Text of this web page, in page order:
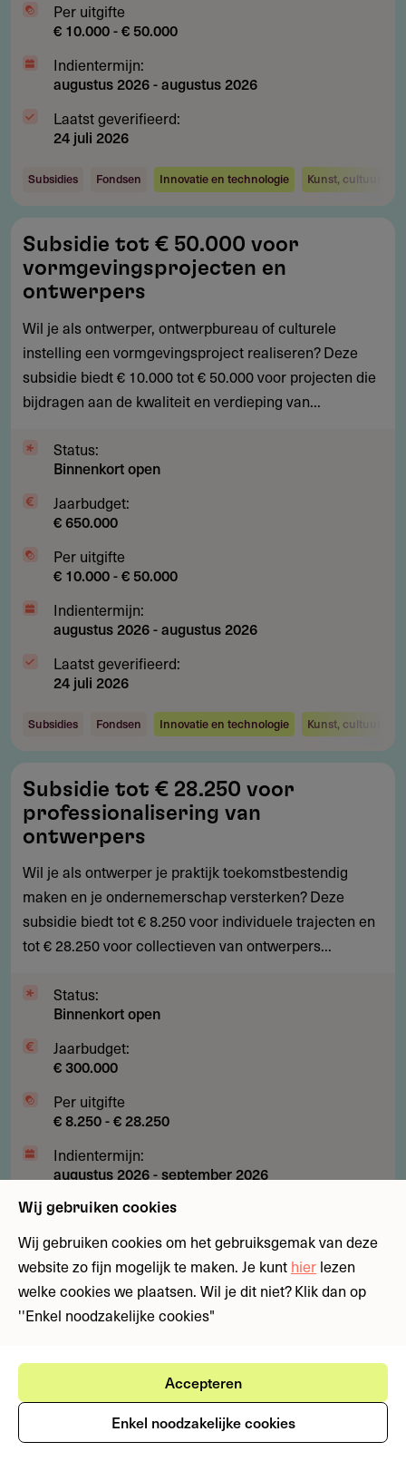
Per uitgifte
€ 10.000 - € 50.000
Indientermijn:
augustus 2026-augustus 2026
Laatst geverifieerd:
24 juli 2026
Subsidies Fondsen Innovatie en technologie Kunst, cultuur en
tot
€
50.000
voor
vormgevingsprojecten
en
ontwerpers
Subsidie tot € 50.000 voor
vormgevingsprojecten en
ontwerpers
Wil je als ontwerper, ontwerpbureau of culturele
instelling een vormgevingsproject realiseren? Deze
subsidie biedt € 10.000 tot € 50.000 voor projecten die
bijdragen aan de kwaliteit en verdieping van...
Status:
Binnenkort open
Jaarbudget:
€ 650.000
Per uitgifte
€ 10.000 - € 50.000
Indientermijn:
augustus 2026-augustus 2026
Laatst geverifieerd:
24 juli 2026
Subsidies Fondsen Innovatie en technologie Kunst, cultuur en
tot
€
28.250
voor
professionalisering
van
ontwerpers
Subsidie tot € 28.250 voor
professionalisering van
ontwerpers
Wil je als ontwerper je praktijk toekomstbestendig
maken en je ondernemerschap versterken? Deze
subsidie biedt tot € 8.250 voor individuele trajecten en
tot € 28.250 voor collectieven van ontwerpers...
Status:
Binnenkort open
Jaarbudget:
€ 300.000
Per uitgifte
€ 8.250 - € 28.250
Indientermijn:
augustus 2026-september 2026
Laatst geverifieerd:
Subsidies Fondsen Kunst, cultuur en media Ondernemen en
Subsidie
€
muziektalent
muziektalent in het Caribisch
Begeleid jij muzikaal talent op Aruba, Curaçao, Sint
Maarten, Bonaire, Sint Eustatius of Saba? Deze
Wij gebruiken cookies
Wij gebruiken cookies om het gebruiksgemak van deze
website zo fijn mogelijk te maken. Je kunt hier lezen
welke cookies we plaatsen. Wil je dit niet? Klik dan op
''Enkel noodzakelijke cookies"
Accepteren
Enkel noodzakelijke cookies